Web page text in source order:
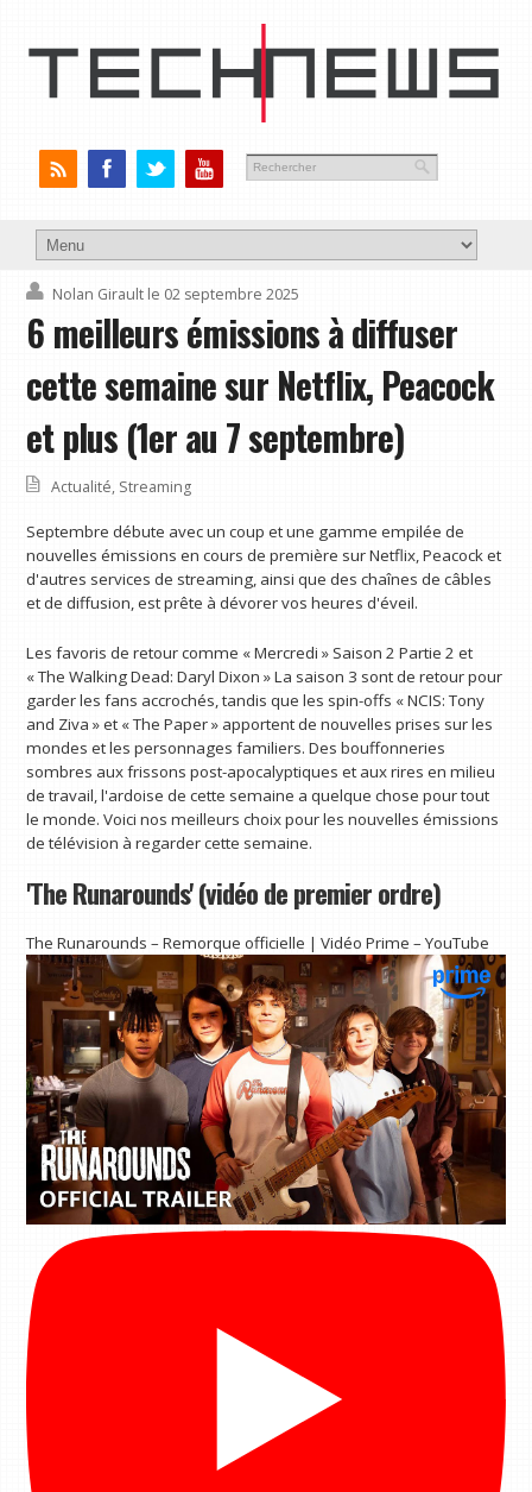
Nolan Girault le 02 septembre 2025
6 meilleurs émissions à diffuser
cette semaine sur Netflix, Peacock
et plus (1er au 7 septembre)
Actualité, Streaming
Septembre débute avec un coup et une gamme empilée de
nouvelles émissions en cours de première sur Netflix, Peacock et
d'autres services de streaming, ainsi que des chaînes de câbles
et de diffusion, est prête à dévorer vos heures d'éveil.
Les favoris de retour comme « Mercredi » Saison 2 Partie 2 et
« The Walking Dead: Daryl Dixon » La saison 3 sont de retour pour
garder les fans accrochés, tandis que les spin-offs « NCIS: Tony
and Ziva » et « The Paper » apportent de nouvelles prises sur les
mondes et les personnages familiers. Des bouffonneries
sombres aux frissons post-apocalyptiques et aux rires en milieu
de travail, l'ardoise de cette semaine a quelque chose pour tout
le monde. Voici nos meilleurs choix pour les nouvelles émissions
de télévision à regarder cette semaine.
'The Runarounds' (vidéo de premier ordre)
The Runarounds – Remorque officielle | Vidéo Prime – YouTube